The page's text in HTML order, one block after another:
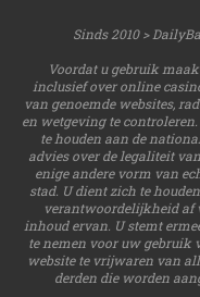
Sinds 2010 >
Voordat u gebruik
inclusief over online
van genoemde websites,
en wetgeving te
te houden aan de
advies over de legaliteit
enige andere vorm van
stad. U dient zich te
verantwoordelijkheid af
inhoud ervan. U stemt
te nemen voor uw gebruik
website te vrijwaren van
derden die worden